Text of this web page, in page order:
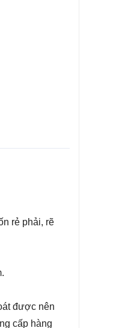
rẻ phải, rẽ
được nên
cấp hàng